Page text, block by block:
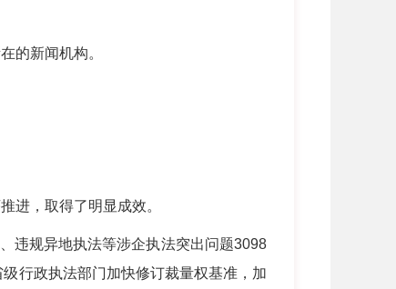
的新闻机构。
，取得了明显成效。
违规异地执法等涉企执法突出问题3098
行政执法部门加快修订裁量权基准，加